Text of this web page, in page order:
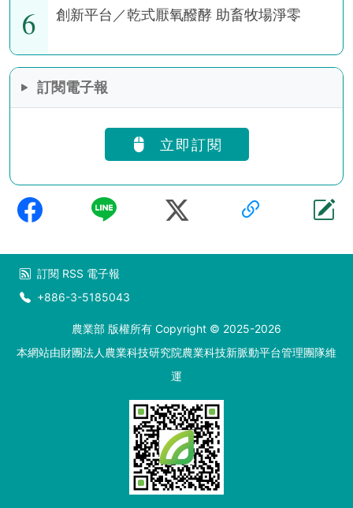
6 創新平台／乾式厭氧醱酵 助畜牧場淨零
訂閱電子報
立即訂閱
訂閱 RSS 電子報
+886-3-5185043
農業部 版權所有 Copyright © 2025-2026
本網站由財團法人農業科技研究院農業科技新脈動平台管理團隊維
運